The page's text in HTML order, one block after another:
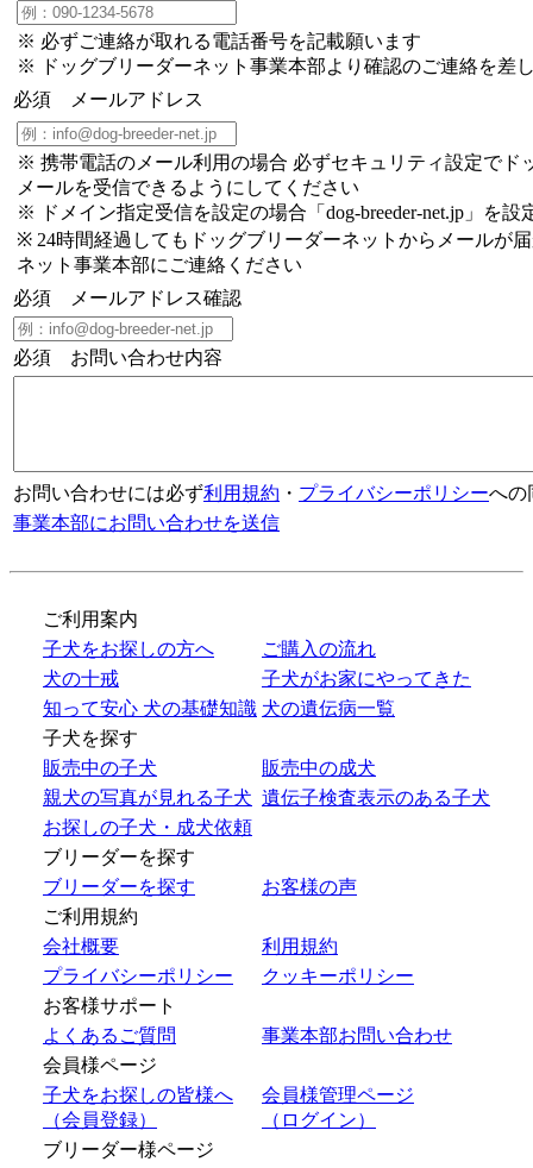
※ 必ずご連絡が取れる電話番号を記載願います
※ ドッグブリーダーネット事業本部より確認のご連絡を差
必須 メールアドレス
※ 携帯電話のメール利用の場合 必ずセキュリティ設定でド
メールを受信できるようにしてください
※ ドメイン指定受信を設定の場合「dog-breeder-net.jp」を設
※ 24時間経過してもドッグブリーダーネットからメールが
ネット事業本部にご連絡ください
必須 メールアドレス確認
必須 お問い合わせ内容
お問い合わせには必ず利用規約 ・ プライバシーポリシーへの
事業本部にお問い合わせを送信
ご利用案内
子犬をお探しの方へ
ご購入の流れ
犬の十戒
子犬がお家にやってきた
知って安心 犬の基礎知識 犬の遺伝病一覧
子犬を探す
販売中の子犬
販売中の成犬
親犬の写真が見れる子犬 遺伝子検査表示のある子犬
お探しの子犬・成犬依頼
ブリーダーを探す
ブリーダーを探す
お客様の声
ご利用規約
会社概要
利用規約
プライバシーポリシー
クッキーポリシー
お客様サポート
よくあるご質問
事業本部お問い合わせ
会員様ページ
子犬をお探しの皆様へ
（会員登録）
会員様管理ページ
（ログイン）
ブリーダー様ページ